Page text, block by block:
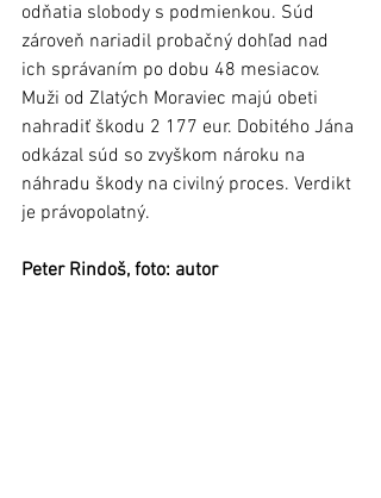
odňatia slobody s podmienkou. Súd
zároveň nariadil probačný dohľad nad
ich správaním po dobu 48 mesiacov.
Muži od Zlatých Moraviec majú obeti
nahradiť škodu 2 177 eur. Dobitého Jána
odkázal súd so zvyškom nároku na
náhradu škody na civilný proces. Verdikt
je právopolatný.
Peter Rindoš, foto: autor